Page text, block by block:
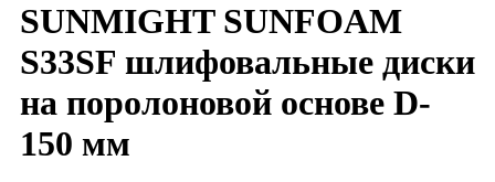
SUNMIGHT SUNFOAM
S33SF шлифовальные диски
на поролоновой основе D-
150 мм